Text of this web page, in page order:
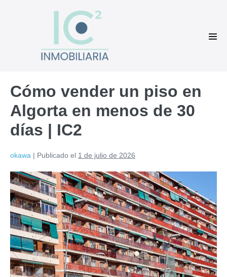
Cómo vender un piso en
Algorta en menos de 30
días | IC2
okawa | Publicado el 1 de julio de 2026